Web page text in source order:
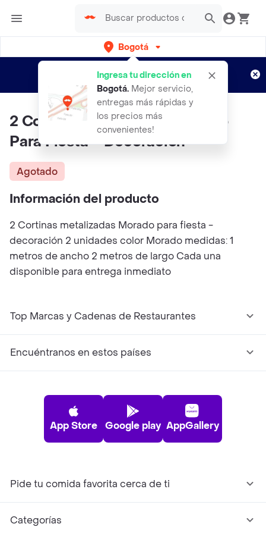
Bogotá
Ingresa tu dirección en
Bogotá. Mejor servicio,
entregas más rápidas y
los precios más
convenientes!
envíos gratis por semanas
Aplican TyC
2 Cortinas Metalizadas Morado
Para Fiesta – Decoración
Agotado
Información del producto
2 Cortinas metalizadas Morado para fiesta -
decoración 2 unidades color Morado medidas: 1
metros de ancho 2 metros de largo Cada una
disponible para entrega inmediato
Top Marcas y Cadenas de Restaurantes
Encuéntranos en estos países
App Store Google play AppGallery
Pide tu comida favorita cerca de ti
Categorías